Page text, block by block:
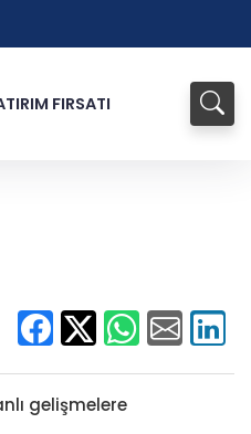
FIRSATI
gelişmelere